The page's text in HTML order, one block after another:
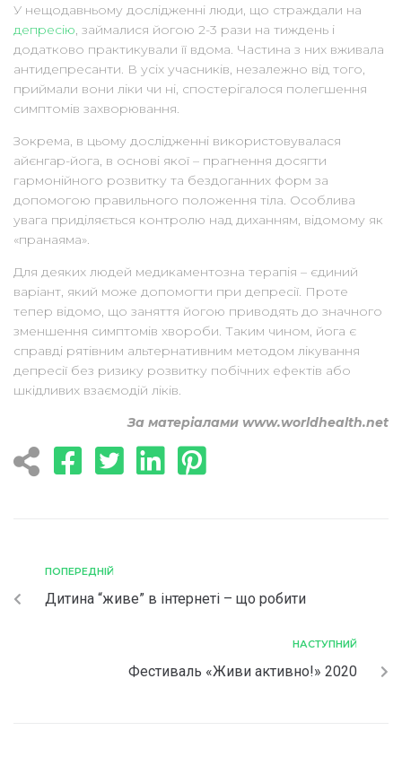
У нещодавньому дослідженні люди, що страждали на
депресію, займалися йогою 2-3 рази на тиждень і
додатково практикували її вдома. Частина з них вживала
антидепресанти. В усіх учасників, незалежно від того,
приймали вони ліки чи ні, спостерігалося полегшення
симптомів захворювання.
Зокрема, в цьому дослідженні використовувалася
айєнгар-йога, в основі якої – прагнення досягти
гармонійного розвитку та бездоганних форм за
допомогою правильного положення тіла. Особлива
увага приділяється контролю над диханням, відомому як
«пранаяма».
Для деяких людей медикаментозна терапія – єдиний
варіант, який може допомогти при депресії. Проте
тепер відомо, що заняття йогою приводять до значного
зменшення симптомів хвороби. Таким чином, йога є
справді рятівним альтернативним методом лікування
депресії без ризику розвитку побічних ефектів або
шкідливих взаємодій ліків.
За матеріалами www.worldhealth.net
ПОПЕРЕДНІЙ
Дитина “живе” в інтернеті – що робити
НАСТУПНИЙ
Фестиваль «Живи активно!» 2020